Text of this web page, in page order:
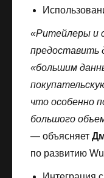
«Ритейлеры и
предоставить
«большим
что особенно
большого
— объясняет
по развитию